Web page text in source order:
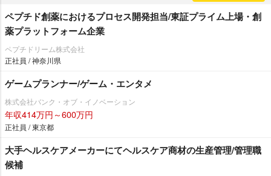
ペプチド創薬におけるプロセス開発担当/東証プライム上場・創
薬プラットフォーム企業
ペプチドリーム株式会社
正社員 / 神奈川県
ゲームプランナー/ゲーム・エンタメ
株式会社バンク・オブ・イノベーション
年収414万円～600万円
正社員 / 東京都
大手ヘルスケアメーカーにてヘルスケア商材の生産管理/管理職
候補